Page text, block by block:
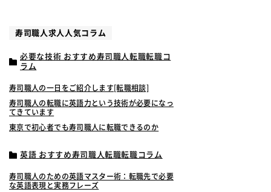
寿司職人求人人気コラム
必要な技術 おすすめ寿司職人転職転職コ
ラム
寿司職人の一日をご紹介します[転職相談]
寿司職人の転職に英語力という技術が必要になっ
てきています
東京で初心者でも寿司職人に転職できるのか
英語 おすすめ寿司職人転職転職コラム
寿司職人のための英語マスター術：転職先で必要
な英語表現と実務フレーズ